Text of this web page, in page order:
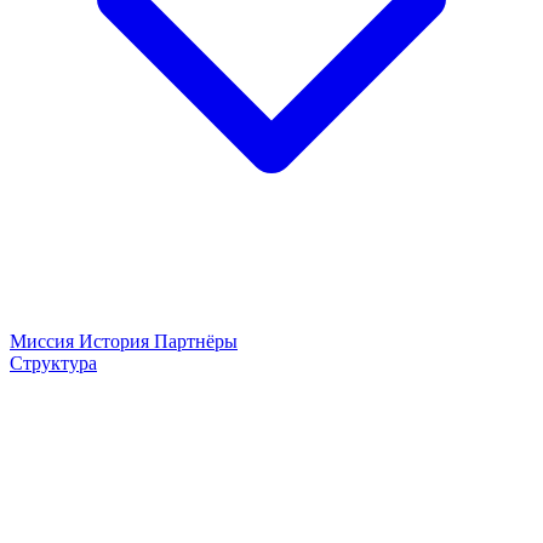
Миссия История Партнёры
Структура